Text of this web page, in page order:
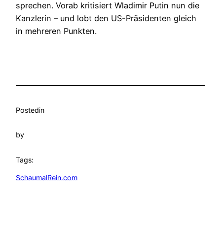
sprechen. Vorab kritisiert Wladimir Putin nun die
Kanzlerin – und lobt den US-Präsidenten gleich
in mehreren Punkten.
Postedin
by
Tags:
SchaumalRein.com